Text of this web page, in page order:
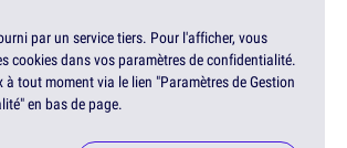
par un service tiers. Pour l'afficher, vous
cookies dans vos paramètres de confidentialité.
à tout moment via le lien "Paramètres de Gestion
en bas de page.